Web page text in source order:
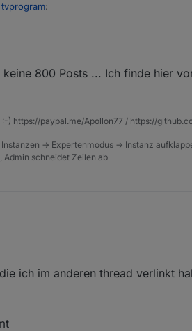
:
kennt der iobroker einen adapter
da nicht 6 dran steht, dann
800 Posts ... Ich finde hier
) https://paypal.me/Apollon77 / https://
-> Expertenmodus -> Instanz
schneidet Zeilen ab
lese keine 800 Posts ... Ich finde hier
ich im anderen thread verlinkt